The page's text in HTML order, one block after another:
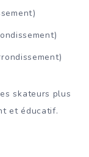
skateurs plus
et éducatif.